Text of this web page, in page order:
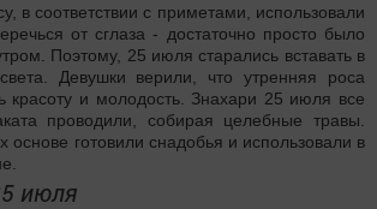
в соответствии с приметами, использовали
от сглаза - достаточно просто было
Поэтому, 25 июля старались вставать в
Девушки верили, что утренняя роса
красоту и молодость. Знахари 25 июля все
проводили, собирая целебные травы.
основе готовили снадобья и использовали в
июля